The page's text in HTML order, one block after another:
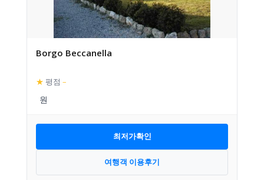
Borgo Beccanella
★ 평점 –
최저가확인
여행객 이용후기